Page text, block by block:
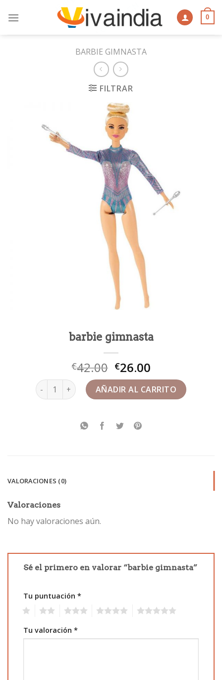
0
BARBIE GIMNASTA
FILTRAR
barbie gimnasta
€42.00 €26.00
barbie gimnasta cantidadAÑADIR AL CARRITO
VALORACIONES (0)
Valoraciones
No hay valoraciones aún.
Sé el primero en valorar “barbie gimnasta”
Tu puntuación *
Tu valoración *